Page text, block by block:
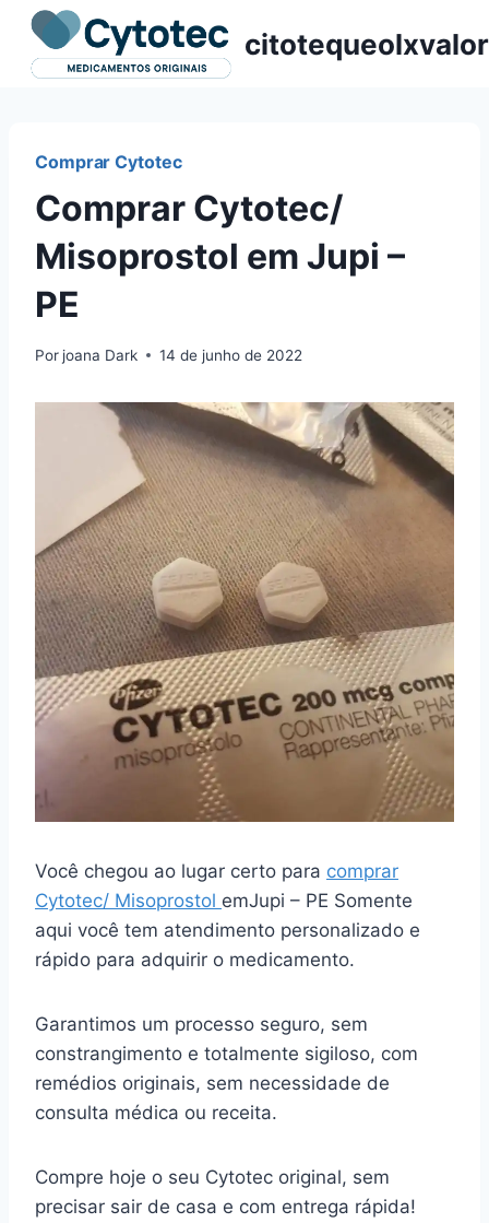
Pular
para
citotequeolxvalor
Comprar Cytotec
Comprar Cytotec/
Misoprostol em Jupi –
PE
Por joana Dark 14 de junho de 2022
Você chegou ao lugar certo para comprar
Cytotec/ Misoprostol emJupi – PE Somente
aqui você tem atendimento personalizado e
rápido para adquirir o medicamento.
Garantimos um processo seguro, sem
constrangimento e totalmente sigiloso, com
remédios originais, sem necessidade de
consulta médica ou receita.
Compre hoje o seu Cytotec original, sem
precisar sair de casa e com entrega rápida!